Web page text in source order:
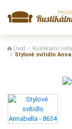
Úvod Rustikální
Stylové svítidlo